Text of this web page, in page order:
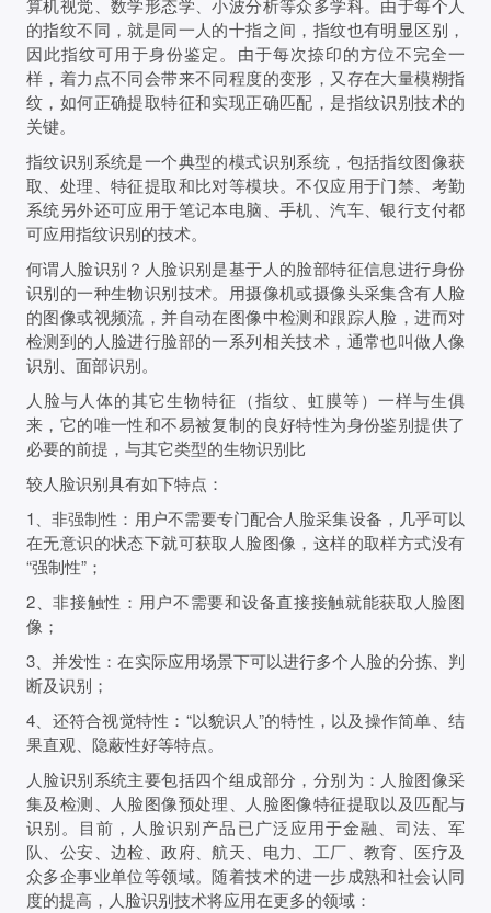
算机视觉、数学形态学、小波分析等众多学科。由于每个人
的指纹不同，就是同一人的十指之间，指纹也有明显区别，
因此指纹可用于身份鉴定。由于每次捺印的方位不完全一
样，着力点不同会带来不同程度的变形，又存在大量模糊指
纹，如何正确提取特征和实现正确匹配，是指纹识别技术的
关键。
指纹识别系统是一个典型的模式识别系统，包括指纹图像获
取、处理、特征提取和比对等模块。不仅应用于门禁、考勤
系统另外还可应用于笔记本电脑、手机、汽车、银行支付都
可应用指纹识别的技术。
何谓人脸识别？人脸识别是基于人的脸部特征信息进行身份
识别的一种生物识别技术。用摄像机或摄像头采集含有人脸
的图像或视频流，并自动在图像中检测和跟踪人脸，进而对
检测到的人脸进行脸部的一系列相关技术，通常也叫做人像
识别、面部识别。
人脸与人体的其它生物特征（指纹、虹膜等）一样与生俱
来，它的唯一性和不易被复制的良好特性为身份鉴别提供了
必要的前提，与其它类型的生物识别比
较人脸识别具有如下特点：
1、非强制性：用户不需要专门配合人脸采集设备，几乎可以
在无意识的状态下就可获取人脸图像，这样的取样方式没有
“强制性”；
2、非接触性：用户不需要和设备直接接触就能获取人脸图
像；
3、并发性：在实际应用场景下可以进行多个人脸的分拣、判
断及识别；
4、还符合视觉特性：“以貌识人”的特性，以及操作简单、结
果直观、隐蔽性好等特点。
人脸识别系统主要包括四个组成部分，分别为：人脸图像采
集及检测、人脸图像预处理、人脸图像特征提取以及匹配与
识别。目前，人脸识别产品已广泛应用于金融、司法、军
队、公安、边检、政府、航天、电力、工厂、教育、医疗及
众多企事业单位等领域。随着技术的进一步成熟和社会认同
度的提高，人脸识别技术将应用在更多的领域：